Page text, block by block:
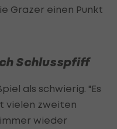
Grazer einen Punkt
Schlusspfiff
als schwierig. "Es
vielen zweiten
wieder